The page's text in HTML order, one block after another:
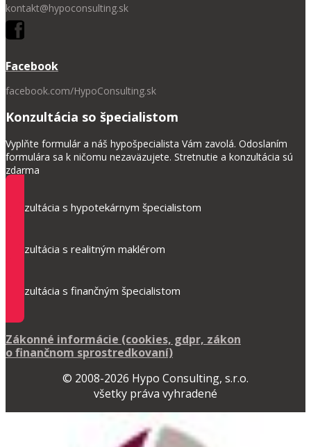
kontakt@hypoconsulting.sk
Facebook
facebook.com/HypoConsulting.sk
Konzultácia so špecialistom
Vyplňte formulár a náš hypošpecialista Vám zavolá. Odoslaním
formulára sa k ničomu nezaväzujete. Stretnutie a konzultácia sú
zdarma
Konzultácia s hypotekárnym špecialistom
Konzultácia s realitným maklérom
Konzultácia s finančným špecialistom
Zákonné informácie (cookies, gdpr, zákon
o finančnom sprostredkovaní)
© 2008-2026 Hypo Consulting, s.r.o.
všetky práva vyhradené